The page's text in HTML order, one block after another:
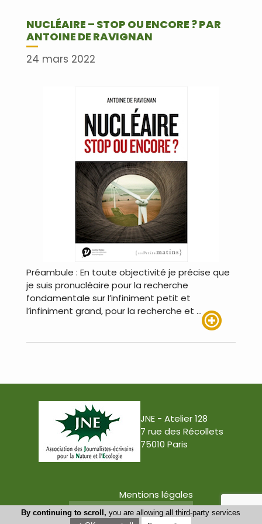
NUCLÉAIRE – STOP OU ENCORE ? PAR
ANTOINE DE RAVIGNAN
24 mars 2022
Préambule : En toute objectivité je précise que
je suis pronucléaire pour la recherche
fondamentale sur l’infiniment petit et
l’infiniment grand, pour la recherche et …
JNE - Atelier 128
7 rue des Récollets
75010 Paris
Mentions légales
Conception : Tabula Rasa
By continuing to scroll, you are allowing all third-party services